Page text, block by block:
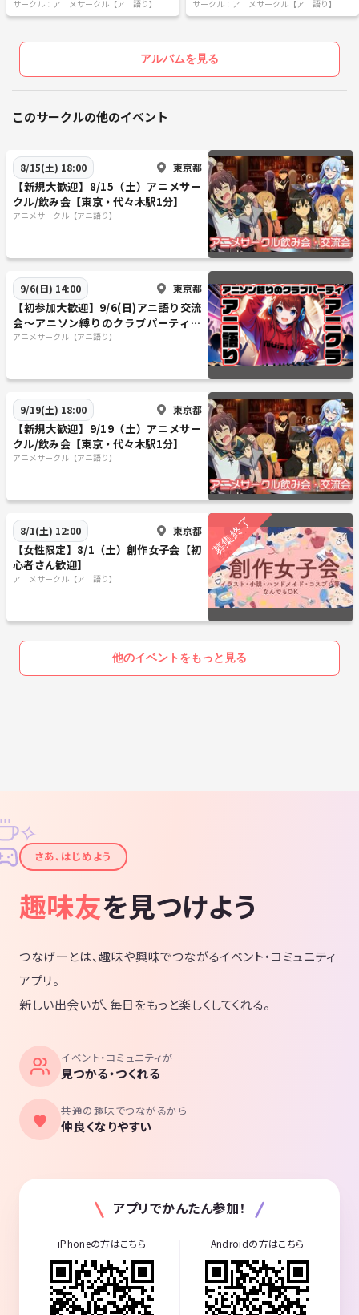
サークル：アニメサークル【アニ語り】 サークル：アニメサークル【アニ語り】
アルバムを見る
このサークルの他のイベント
8/15(土) 18:00 東京都
【新規大歓迎】8/15（土）アニメサー
クル/飲み会【東京・代々木駅1分】
アニメサークル【アニ語り】
9/6(日) 14:00 東京都
【初参加大歓迎】9/6(日)アニ語り交流
会～アニソン縛りのクラブパーティ～
【アニクラ】
アニメサークル【アニ語り】
9/19(土) 18:00 東京都
【新規大歓迎】9/19（土）アニメサー
クル/飲み会【東京・代々木駅1分】
アニメサークル【アニ語り】
8/1(土) 12:00 東京都
【女性限定】8/1（土）創作女子会【初
心者さん歓迎】
アニメサークル【アニ語り】
他のイベントをもっと見る
✦
✧
さあ、はじめよう
趣味友を見つけよう
つなげーとは、趣味や興味でつながるイベント・コミュニティ
アプリ。
新しい出会いが、毎日をもっと楽しくしてくれる。
イベント・コミュニティが
見つかる・つくれる
共通の趣味でつながるから
仲良くなりやすい
アプリでかんたん参加！
iPhoneの方はこちら Androidの方はこちら